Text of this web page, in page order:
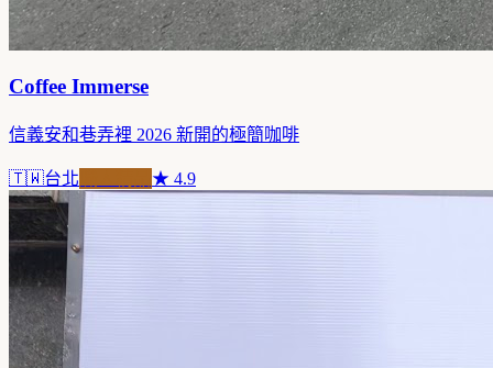
Coffee Immerse
信義安和巷弄裡 2026 新開的極簡咖啡
🇹🇼台北 ★ 4.9